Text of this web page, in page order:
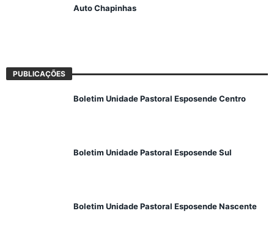
Auto Chapinhas
PUBLICAÇÕES
Boletim Unidade Pastoral Esposende Centro
Boletim Unidade Pastoral Esposende Sul
Boletim Unidade Pastoral Esposende Nascente